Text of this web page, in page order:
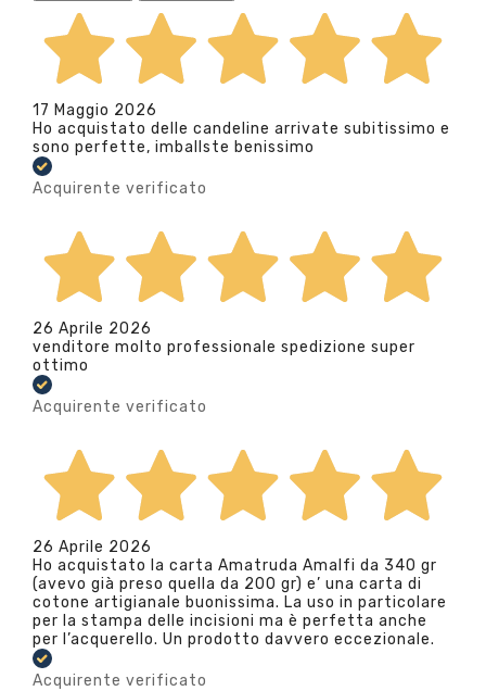
17 Maggio 2026
Ho acquistato delle candeline arrivate subitissimo e
sono perfette, imballste benissimo
Acquirente verificato
26 Aprile 2026
venditore molto professionale spedizione super
ottimo
Acquirente verificato
26 Aprile 2026
Ho acquistato la carta Amatruda Amalfi da 340 gr
(avevo già preso quella da 200 gr) e’ una carta di
cotone artigianale buonissima. La uso in particolare
per la stampa delle incisioni ma è perfetta anche
per l’acquerello. Un prodotto davvero eccezionale.
Acquirente verificato